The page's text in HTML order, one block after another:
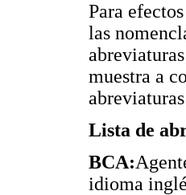
Para
las
muestra a
Lista de
BCA:
idioma